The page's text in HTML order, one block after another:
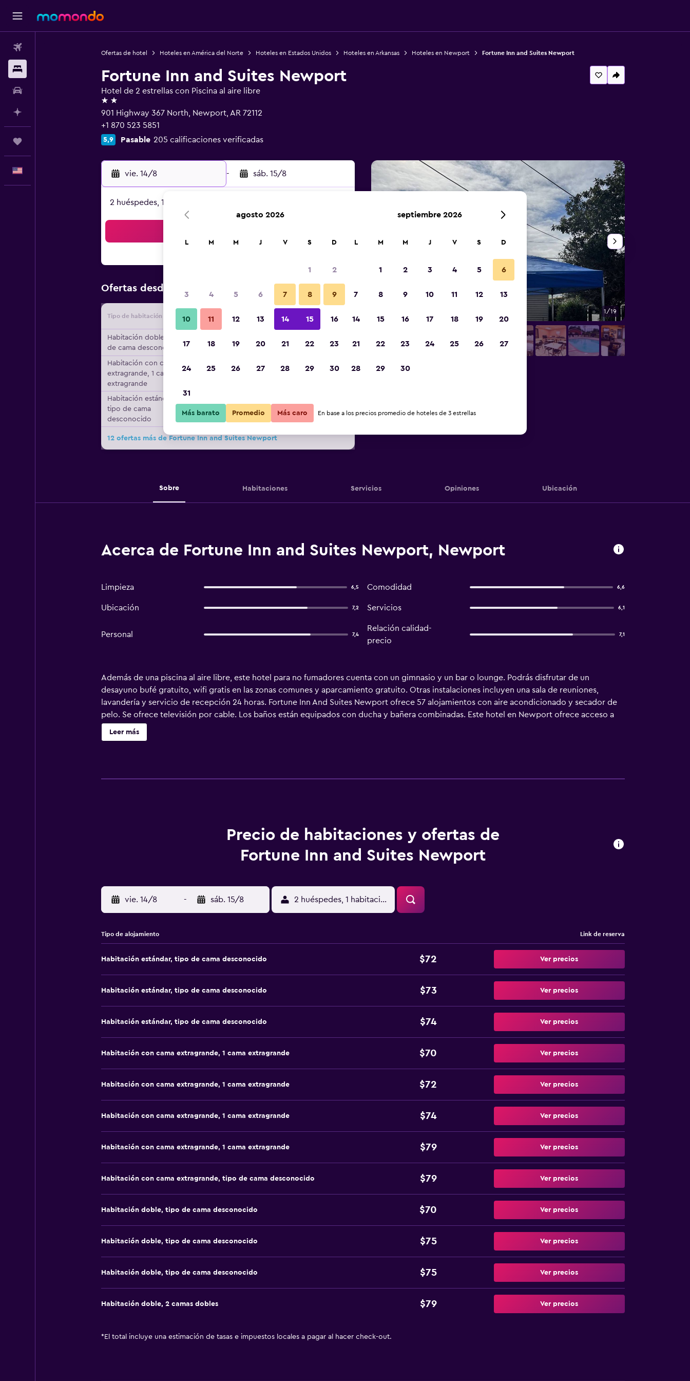
Ofertas de hotel Hoteles en América del Norte Hoteles en Estados Unidos Hoteles en Arkansas Hoteles en Newport Fortune Inn and Suites Newport
Fortune Inn and Suites Newport
Hotel de 2 estrellas con Piscina al aire libre
2 estrellas
901 Highway 367 North, Newport, AR 72112
+1 870 523 5851
5,9 Pasable 205 calificaciones verificadas
vie. 14/8 - sáb. 15/8
2 huéspedes, 1 habitación
Ofertas desde Oferta más barata de precio por noche
Tipo de habitación Proveedor Total noche
Habitación doble, tipo
de cama desconocido
$70 Ver oferta
Habitación con cama
extragrande, 1 cama
extragrande
$70
Habitación estándar,
tipo de cama
desconocido
$72 Ver oferta
12 ofertas más de Fortune Inn and Suites Newport
1/19
Fotos
Sobre Habitaciones Servicios Opiniones Ubicación
Acerca de Fortune Inn and Suites Newport, Newport
Limpieza 6,5 Comodidad 6,6
Ubicación 7,2 Servicios 6,1
Personal 7,4
Relación calidad-
precio
7,1
Además de una piscina al aire libre, este hotel para no fumadores cuenta con un gimnasio y un bar o lounge. Podrás disfrutar de un
desayuno bufé gratuito, wifi gratis en las zonas comunes y aparcamiento gratuito. Otras instalaciones incluyen una sala de reuniones,
lavandería y servicio de recepción 24 horas. Fortune Inn And Suites Newport ofrece 57 alojamientos con aire acondicionado y secador de
pelo. Se ofrece televisión por cable. Los baños están equipados con ducha y bañera combinadas. Este hotel en Newport ofrece acceso a
Internet wifi gratis. Se ofrece servicio de limpieza todos los días. Los servicios de ocio y esparcimiento en este hotel incluyen una piscina al
aire libre y gimnasio.
Leer más
Precio de habitaciones y ofertas de
Fortune Inn and Suites Newport
vie. 14/8 - sáb. 15/8 2 huéspedes, 1 habitación
Tipo de alojamiento Link de reserva
Habitación estándar, tipo de cama desconocido $72 Ver precios
Habitación estándar, tipo de cama desconocido $73 Ver precios
Habitación estándar, tipo de cama desconocido $74 Ver precios
Habitación con cama extragrande, 1 cama extragrande $70 Ver precios
Habitación con cama extragrande, 1 cama extragrande $72 Ver precios
Habitación con cama extragrande, 1 cama extragrande $74 Ver precios
Habitación con cama extragrande, 1 cama extragrande $79 Ver precios
Habitación con cama extragrande, tipo de cama desconocido $79 Ver precios
Habitación doble, tipo de cama desconocido $70 Ver precios
Habitación doble, tipo de cama desconocido $75 Ver precios
Habitación doble, tipo de cama desconocido $75 Ver precios
Habitación doble, 2 camas dobles $79 Ver precios
* El total incluye una estimación de tasas e impuestos locales a pagar al hacer check-out.
agosto 2026
L M M J V S D
1 2
3 4 5 6 7 8 9
10 11 12 13 14 15 16
17 18 19 20 21 22 23
24 25 26 27 28 29 30
31
septiembre 2026
L M M J V S D
1 2 3 4 5 6
7 8 9 10 11 12 13
14 15 16 17 18 19 20
21 22 23 24 25 26 27
28 29 30
Más barato Promedio Más caro En base a los precios promedio de hoteles de 3 estrellas